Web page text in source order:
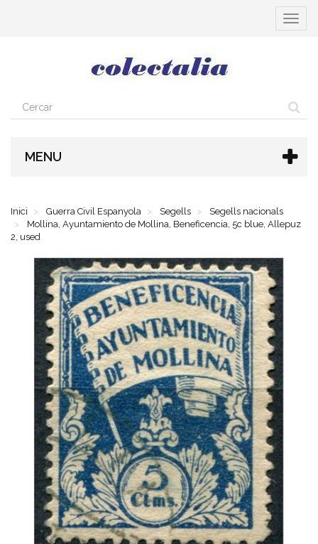
Toggle
MENU
Inici Guerra Civil Espanyola Segells
Segells nacionals
Mollina, Ayuntamiento de Mollina, Beneficencia, 5c blue, Allepuz
2, used